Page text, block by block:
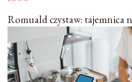
Romuald czystaw: tajemnica